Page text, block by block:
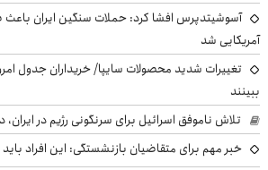
آمریکایی شد
ببینند
تلاش ناموفق اسرائیل برای سرنگونی رژیم در
خبر مهم برای متقاضیان بازنشستگی: این افراد باید ۵ سال بیشتر کار کنند